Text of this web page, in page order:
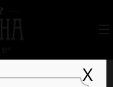
X